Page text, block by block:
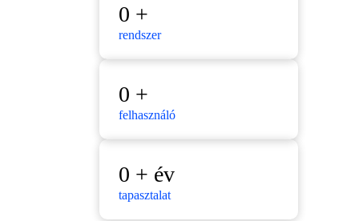
0 +
rendszer
0 +
felhasználó
0 + év
tapasztalat